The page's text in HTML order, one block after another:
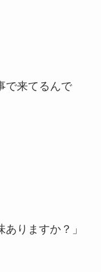
で来てるんで
りますか？」